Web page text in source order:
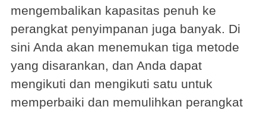
mengembalikan kapasitas penuh ke
perangkat penyimpanan juga banyak. Di
sini Anda akan menemukan tiga metode
yang disarankan, dan Anda dapat
mengikuti dan mengikuti satu untuk
memperbaiki dan memulihkan perangkat